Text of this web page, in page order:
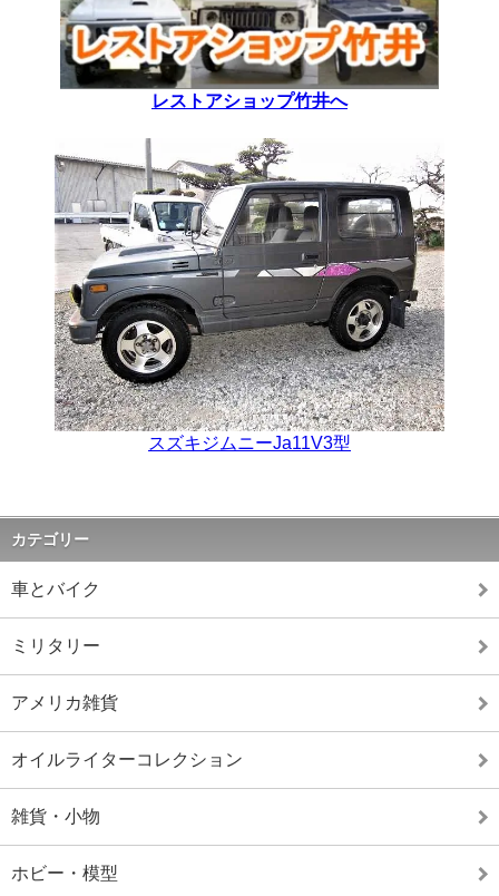
レストアショップ竹井へ
スズキジムニーJa11V3型
カテゴリー
車とバイク
ミリタリー
アメリカ雑貨
オイルライターコレクション
雑貨・小物
ホビー・模型